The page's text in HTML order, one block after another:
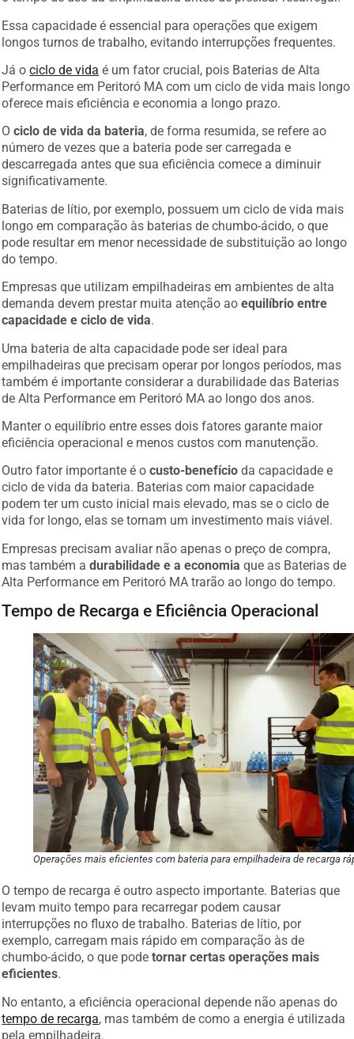
Essa capacidade é essencial para operações que exigem
longos turnos de trabalho, evitando interrupções frequentes.
Já o ciclo de vida é um fator crucial, pois Baterias de Alta
Performance em Peritoró MA com um ciclo de vida mais longo
oferece mais eficiência e economia a longo prazo.
O ciclo de vida da bateria , de forma resumida, se refere ao
número de vezes que a bateria pode ser carregada e
descarregada antes que sua eficiência comece a diminuir
significativamente.
Baterias de lítio, por exemplo, possuem um ciclo de vida mais
longo em comparação às baterias de chumbo-ácido, o que
pode resultar em menor necessidade de substituição ao longo
do tempo.
Empresas que utilizam empilhadeiras em ambientes de alta
demanda devem prestar muita atenção ao equilíbrio entre
capacidade e ciclo de vida
Uma bateria de alta capacidade pode ser ideal para
empilhadeiras que precisam operar por longos períodos, mas
também é importante considerar a durabilidade das Baterias
de Alta Performance em Peritoró MA ao longo dos anos.
Manter o equilíbrio entre esses dois fatores garante maior
eficiência operacional e menos custos com manutenção.
Outro fator importante é o custo-benefício da capacidade e
ciclo de vida da bateria. Baterias com maior capacidade
podem ter um custo inicial mais elevado, mas se o ciclo de
vida for longo, elas se tornam um investimento mais viável.
Empresas precisam avaliar não apenas o preço de compra,
mas também a
durabilidade e a economia
que as Baterias de
Alta Performance em Peritoró MA trarão ao longo do tempo.
Tempo de Recarga e Eficiência Operacional
Operações mais eficientes com bateria para empilhadeira de recarga
O tempo de recarga é outro aspecto importante. Baterias que
levam muito tempo para recarregar podem causar
interrupções no fluxo de trabalho. Baterias de lítio, por
exemplo, carregam mais rápido em comparação às de
chumbo-ácido, o que podetornar certas operações mais
eficientes
No entanto, a eficiência operacional depende não apenas do
tempo de recarga
, mas também de como a energia é utilizada
pela empilhadeira.